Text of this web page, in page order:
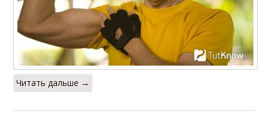
Читать дальше →